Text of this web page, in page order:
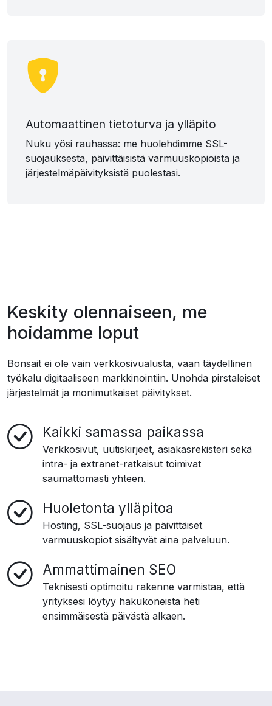
Automaattinen tietoturva ja ylläpito
Nuku yösi rauhassa: me huolehdimme SSL-
suojauksesta, päivittäisistä varmuuskopioista ja
järjestelmäpäivityksistä puolestasi.
Keskity olennaiseen, me
hoidamme loput
Bonsait ei ole vain verkkosivualusta, vaan täydellinen
työkalu digitaaliseen markkinointiin. Unohda pirstaleiset
järjestelmät ja monimutkaiset päivitykset.
Kaikki samassa paikassa
Verkkosivut, uutiskirjeet, asiakasrekisteri sekä
intra- ja extranet-ratkaisut toimivat
saumattomasti yhteen.
Huoletonta ylläpitoa
Hosting, SSL-suojaus ja päivittäiset
varmuuskopiot sisältyvät aina palveluun.
Ammattimainen SEO
Teknisesti optimoitu rakenne varmistaa, että
yrityksesi löytyy hakukoneista heti
ensimmäisestä päivästä alkaen.